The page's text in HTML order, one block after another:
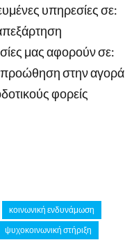
υπηρεσίες σε:
μας αφορούν σε:
προώθηση στην αγορά
φορείς
κοινωνική ενδυνάμωση
ψυχοκοινωνική στήριξη